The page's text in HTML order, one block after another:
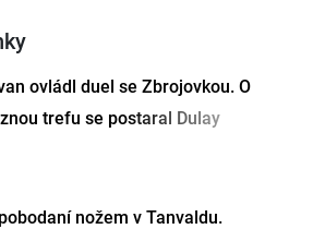
ovládl duel se Zbrojovkou. O
trefu se postaral Dulay
nožem v Tanvaldu.